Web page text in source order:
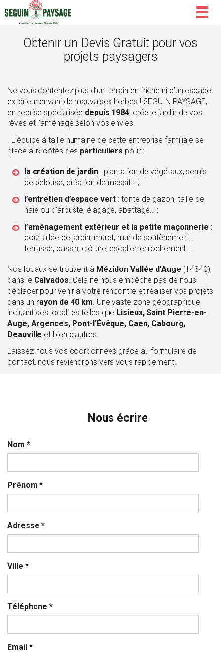
Obtenir un Devis Gratuit pour vos
projets paysagers
Ne vous contentez plus d’un terrain en friche ni d’un espace
extérieur envahi de mauvaises herbes ! SEGUIN PAYSAGE,
entreprise spécialisée depuis 1984, crée le jardin de vos
rêves et l’aménage selon vos envies.
. L’équipe à taille humaine de cette entreprise familiale se
place aux côtés des particuliers pour :
la création de jardin : plantation de végétaux, semis
de pelouse, création de massif… ;
l’entretien d’espace vert : tonte de gazon, taille de
haie ou d’arbuste, élagage, abattage… ;
l’aménagement extérieur et la petite maçonnerie :
cour, allée de jardin, muret, mur de soutènement,
terrasse, bassin, clôture, escalier, enrochement…
Nos locaux se trouvent à Mézidon Vallée d'Auge (14340),
dans le Calvados. Cela ne nous empêche pas de nous
déplacer pour venir à votre rencontre et réaliser vos projets
dans un rayon de 40 km. Une vaste zone géographique
incluant des localités telles que Lisieux, Saint Pierre-en-
Auge, Argences, Pont-l'Évêque, Caen, Cabourg,
Deauville et bien d’autres.
Laissez-nous vos coordonnées grâce au formulaire de
contact, nous reviendrons vers vous rapidement.
Nous écrire
Nom *
Prénom *
Adresse *
Ville *
Téléphone *
Email *